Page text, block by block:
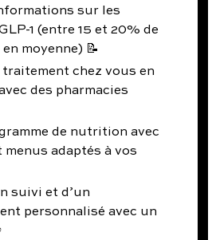
sur les
1 (entre 15 et 20% de
moyenne) 📝
chez vous en
des pharmacies
de nutrition avec
adaptés à vos
suivi et d’un
personnalisé avec un